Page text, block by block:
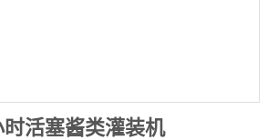
活塞酱类灌装机